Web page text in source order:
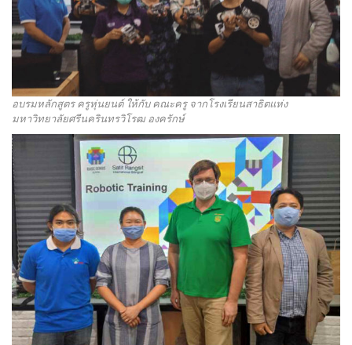
อบรมหลักสูตร ครูหุ่นยนต์ ให้กับ คณะครู จากโรงเรียนสาธิตแห่ง
มหาวิทยาลัยศรีนครินทรวิโรฒ องครักษ์